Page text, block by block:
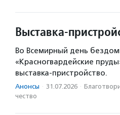
Выставка-
Во Всемирный день
«Красногвардейские
выставка-пристройство.
Анонсы · 31.07.2026 ·
чест­во